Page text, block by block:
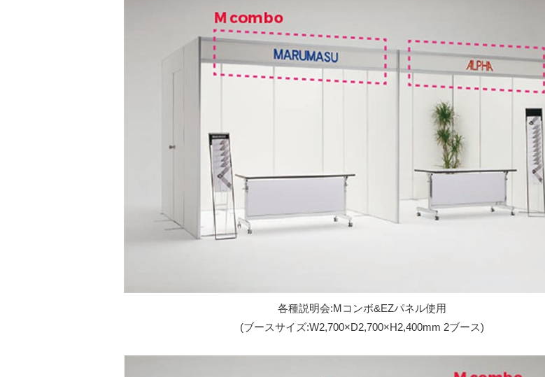
各種説明会:Mコンボ&EZパネル使用
(ブースサイズ:W2,700×D2,700×H2,400mm 2ブース)